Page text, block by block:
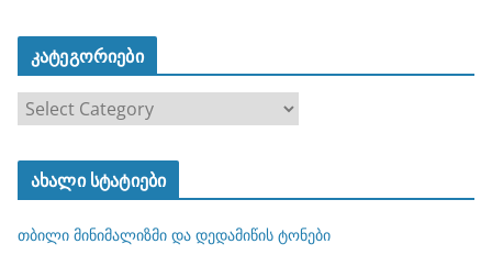
კატეგორიები
ტ
ო
ახალი სტატიები
თბილი მინიმალიზმი და დედამიწის ტონები